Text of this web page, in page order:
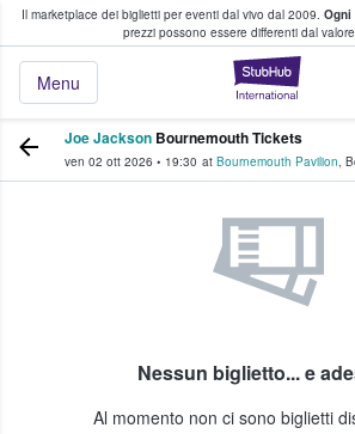
Il marketplace dei biglietti per eventi dal vivo dal 2009. Ogni
prezzi possono essere differenti dal
Menu
fan comprano e vendono
Joe Jackson Bournemouth Tickets
ven 02 ott 2026 • 19:30 at Bournemouth Pavilion,
Nessun biglietto... e
Al momento non ci sono biglietti